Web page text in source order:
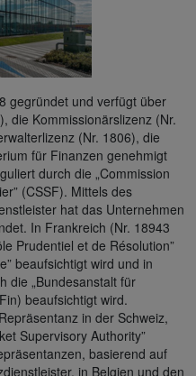
gegründet und verfügt über
die Kommissionärslizenz (Nr.
(Nr. 1806), die
für Finanzen genehmigt
durch die „Commission
(CSSF). Mittels des
hat das Unternehmen
In Frankreich (Nr. 18943
Prudentiel et de Résolution”
beaufsichtigt wird und in
die „Bundesanstalt für
beaufsichtigt wird.
in der Schweiz,
Supervisory Authority”
basierend auf
in Belgien und den